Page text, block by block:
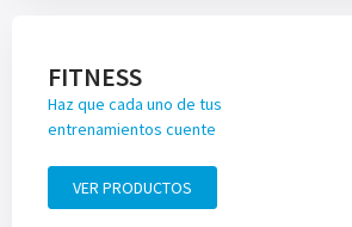
FITNESS
Haz que cada uno de tus
entrenamientos cuente
VER PRODUCTOS